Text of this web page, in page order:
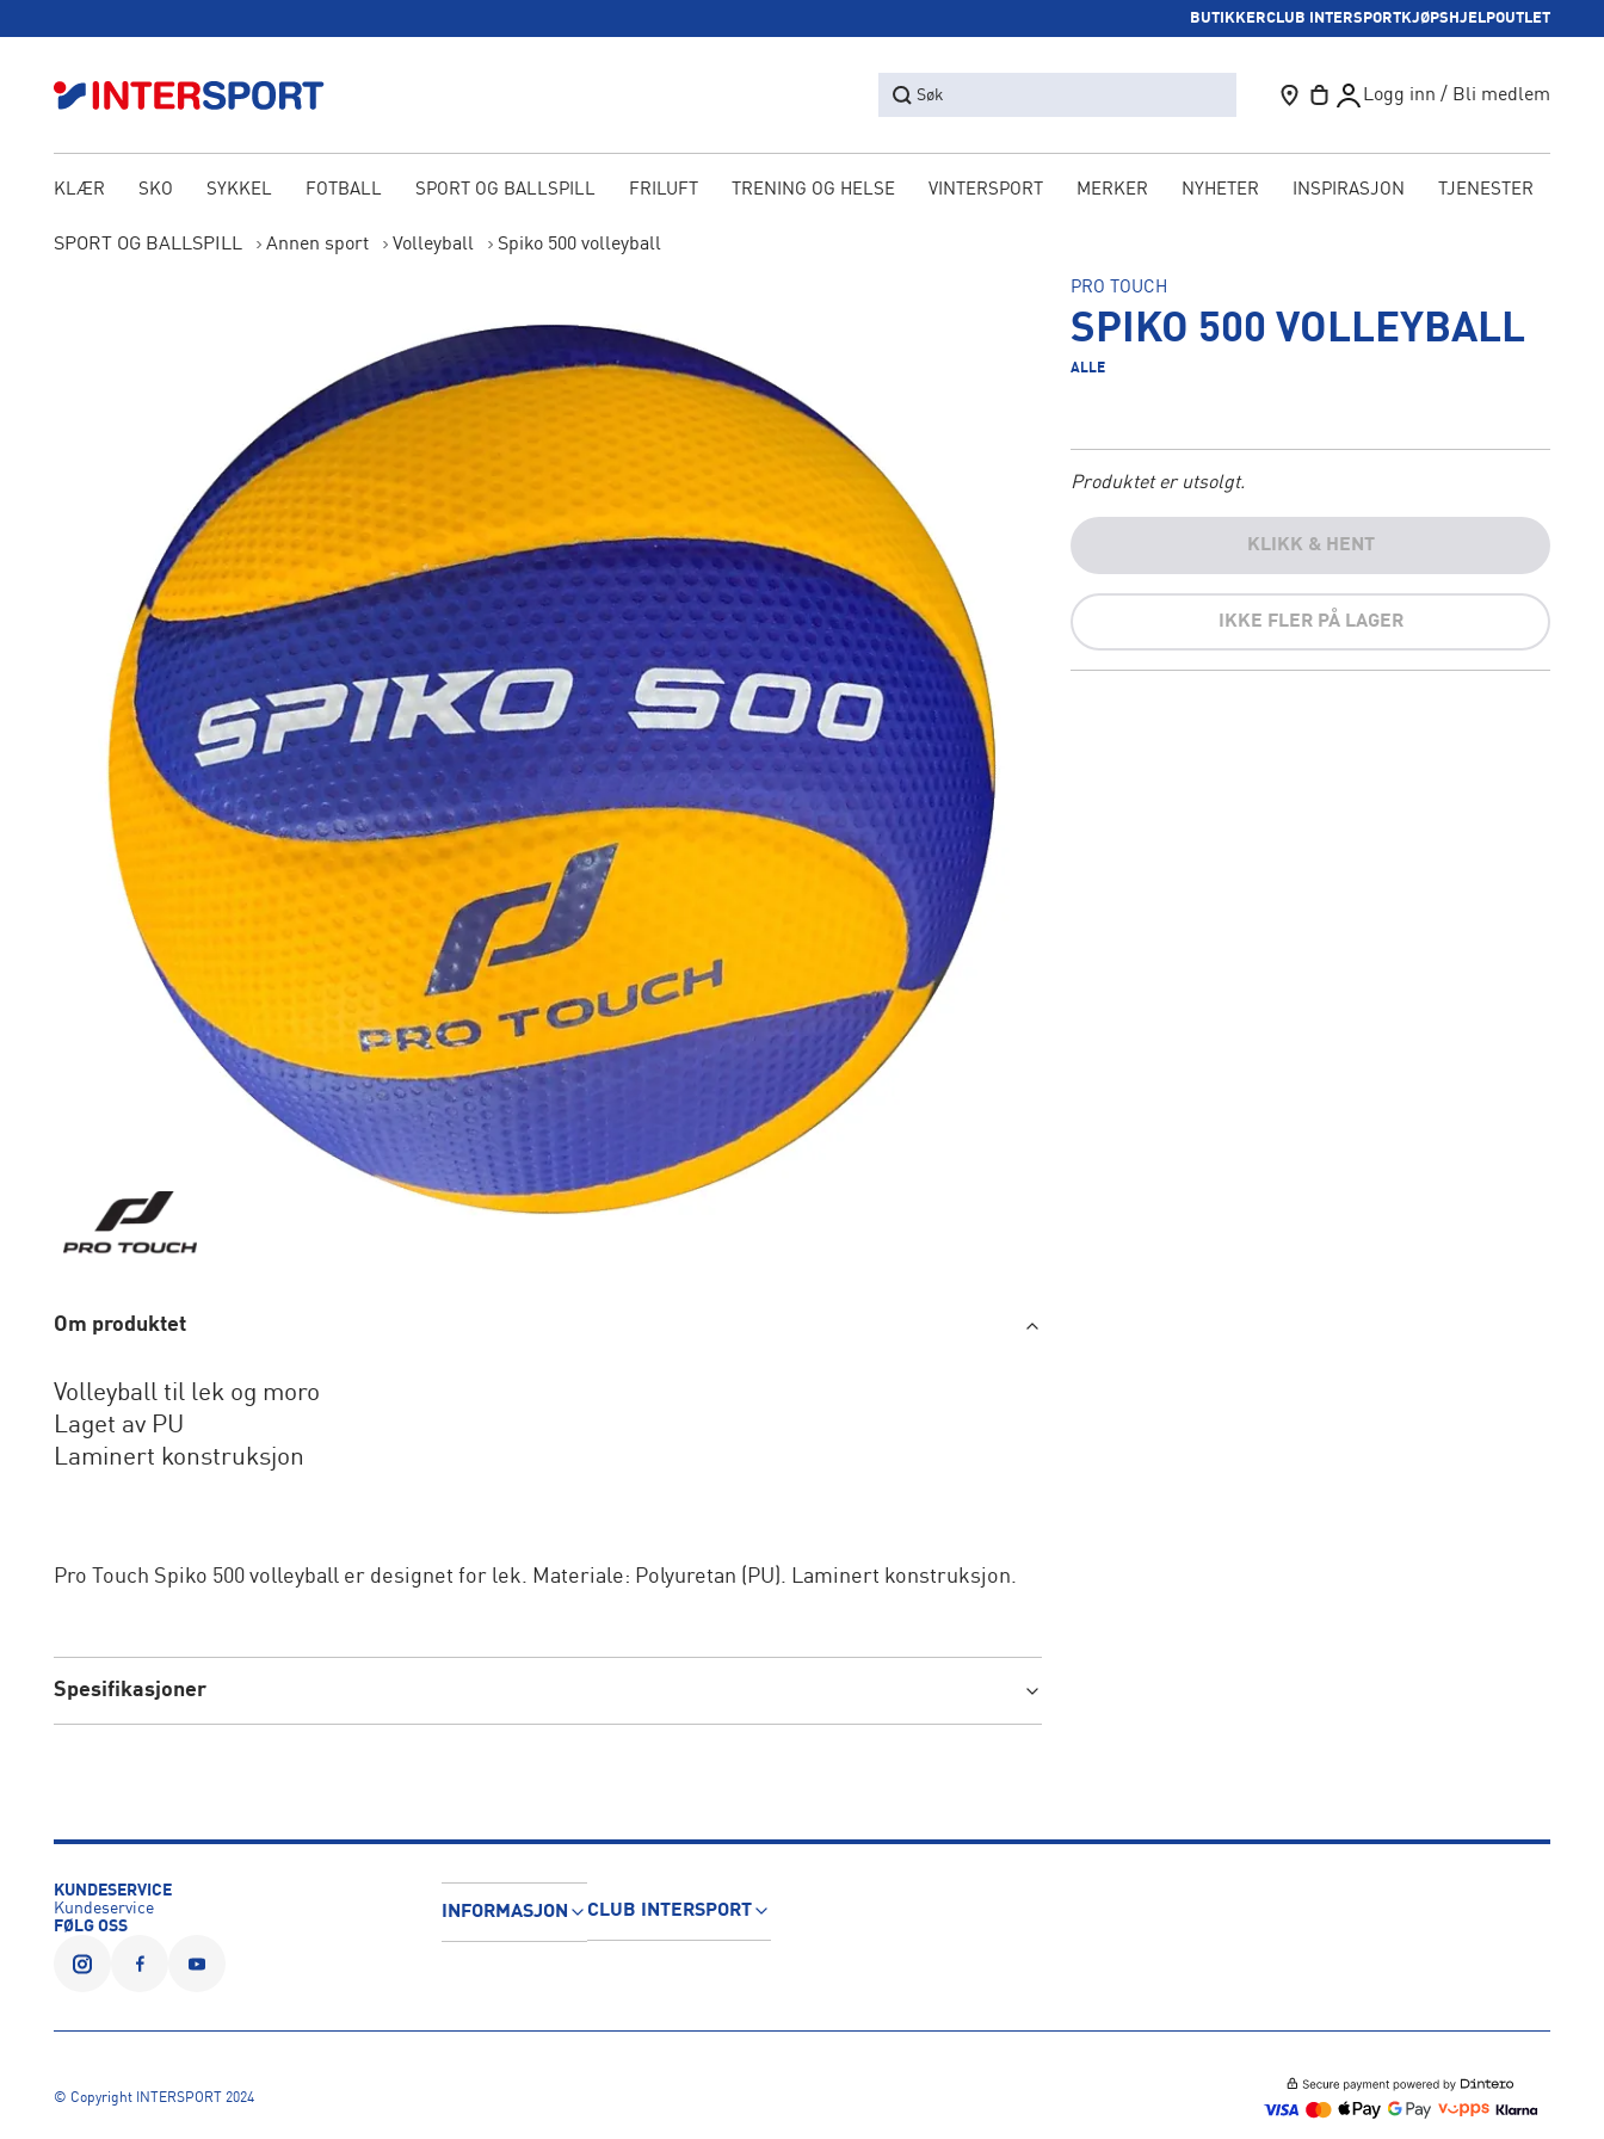
BUTIKKERCLUB INTERSPORTKJØPSHJELPOUTLET
Søk Logg inn / Bli medlem
KLÆR SKO SYKKEL FOTBALL SPORT OG BALLSPILL FRILUFT TRENING OG HELSE VINTERSPORT MERKER NYHETER INSPIRASJON TJENESTER
SPORT OG BALLSPILL Annen sport Volleyball Spiko 500 volleyball
Om produktet
Volleyball til lek og moro
Laget av PU
Laminert konstruksjon
Pro Touch Spiko 500 volleyball er designet for lek. Materiale: Polyuretan (PU). Laminert konstruksjon.
Spesifikasjoner
PRO TOUCH
SPIKO 500 VOLLEYBALL
ALLE
Produktet er utsolgt.
KLIKK & HENT
IKKE FLER PÅ LAGER
KUNDESERVICE
Kundeservice
FØLG OSS
INFORMASJON CLUB INTERSPORT
© Copyright INTERSPORT 2024